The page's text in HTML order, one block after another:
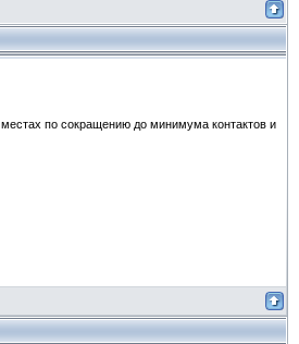
по сокращению до минимума контактов и